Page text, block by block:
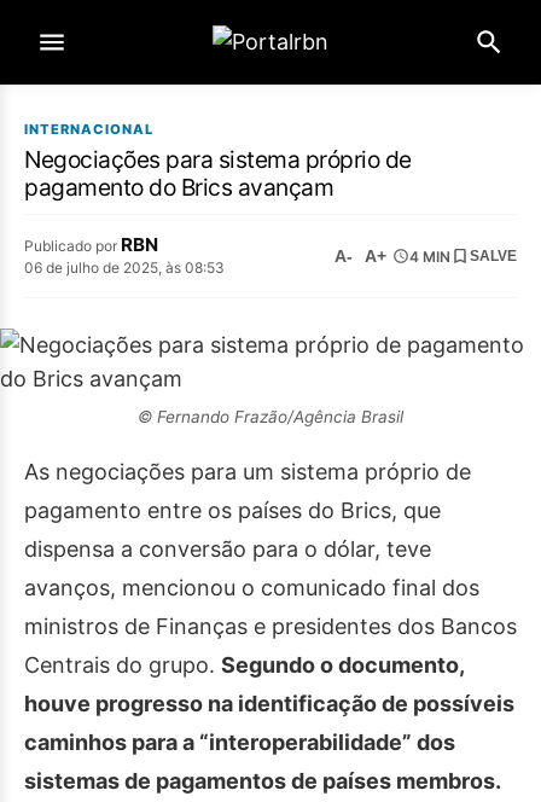
INTERNACIONAL
Negociações para sistema próprio de
pagamento do Brics avançam
Publicado por RBN
06 de julho de 2025, às 08:53
A- A+ 4 MIN SALVE
© Fernando Frazão/Agência Brasil
As negociações para um sistema próprio de
pagamento entre os países do Brics, que
dispensa a conversão para o dólar, teve
avanços, mencionou o comunicado final dos
ministros de Finanças e presidentes dos Bancos
Centrais do grupo. Segundo o documento,
houve progresso na identificação de possíveis
caminhos para a “interoperabilidade” dos
sistemas de pagamentos de países membros.